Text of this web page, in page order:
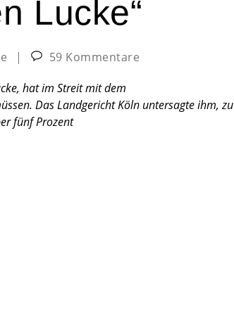
Lucke“
|
59 Kommentare
hat im Streit mit dem
Das Landgericht Köln untersagte ihm, zu
fünf Prozent